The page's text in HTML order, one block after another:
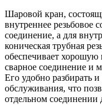
Шаровой кран,
внутреннее резьбовое
соединение, а для
коническая трубная
обеспечивает хорошую
сварное соединение и
Его удобно разбирать
обслуживания, что
отдельном соединении